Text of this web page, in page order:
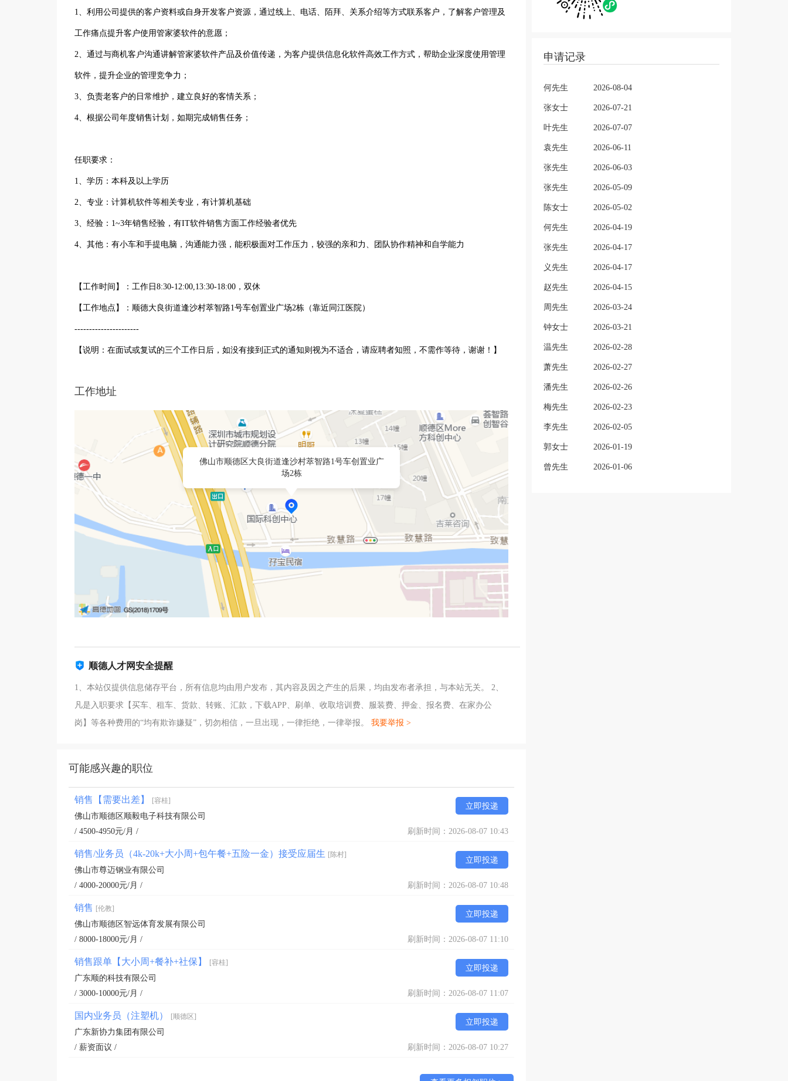
1、利用公司提供的客户资料或自身开发客户资源，通过线上、电话、陌拜、关系介绍等方式联系客户，了解客户管理及
工作痛点提升客户使用管家婆软件的意愿；
2、通过与商机客户沟通讲解管家婆软件产品及价值传递，为客户提供信息化软件高效工作方式，帮助企业深度使用管理
软件，提升企业的管理竞争力；
3、负责老客户的日常维护，建立良好的客情关系；
4、根据公司年度销售计划，如期完成销售任务；
任职要求：
1、学历：本科及以上学历
2、专业：计算机软件等相关专业，有计算机基础
3、经验：1~3年销售经验，有IT软件销售方面工作经验者优先
4、其他：有小车和手提电脑，沟通能力强，能积极面对工作压力，较强的亲和力、团队协作精神和自学能力
【工作时间】：工作日8:30-12:00,13:30-18:00，双休
【工作地点】：顺德大良街道逢沙村萃智路1号车创置业广场2栋（靠近同江医院）
----------------------
【说明：在面试或复试的三个工作日后，如没有接到正式的通知则视为不适合，请应聘者知照，不需作等待，谢谢！】
工作地址
佛山市顺德区大良街道逢沙村萃智路1号车创置业广
场2栋
顺德人才网安全提醒
1、本站仅提供信息储存平台，所有信息均由用户发布，其内容及因之产生的后果，均由发布者承担，与本站无关。 2、
凡是入职要求【买车、租车、货款、转账、汇款，下载APP、刷单、收取培训费、服装费、押金、报名费、在家办公
岗】等各种费用的“均有欺诈嫌疑”，切勿相信，一旦出现，一律拒绝，一律举报。 我要举报 >
可能感兴趣的职位
销售【需要出差】 [容桂]
立即投递
佛山市顺德区顺毅电子科技有限公司
/ 4500-4950元/月 /
刷新时间：2026-08-07 10:43
销售/业务员（4k-20k+大小周+包午餐+五险一金）接受应届生 [陈村]
立即投递
佛山市尊迈钢业有限公司
/ 4000-20000元/月 /
刷新时间：2026-08-07 10:48
销售 [伦教]
立即投递
佛山市顺德区智远体育发展有限公司
/ 8000-18000元/月 /
刷新时间：2026-08-07 11:10
销售跟单【大小周+餐补+社保】 [容桂]
立即投递
广东顺的科技有限公司
/ 3000-10000元/月 /
刷新时间：2026-08-07 11:07
国内业务员（注塑机） [顺德区]
立即投递
广东新协力集团有限公司
/ 薪资面议 /
刷新时间：2026-08-07 10:27
申请记录
何先生 2026-08-04
张女士 2026-07-21
叶先生 2026-07-07
袁先生 2026-06-11
张先生 2026-06-03
张先生 2026-05-09
陈女士 2026-05-02
何先生 2026-04-19
张先生 2026-04-17
义先生 2026-04-17
赵先生 2026-04-15
周先生 2026-03-24
钟女士 2026-03-21
温先生 2026-02-28
萧先生 2026-02-27
潘先生 2026-02-26
梅先生 2026-02-23
李先生 2026-02-05
郭女士 2026-01-19
曾先生 2026-01-06